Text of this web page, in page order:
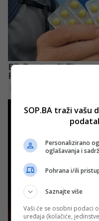
SOP.BA traži vašu
Personalizirano
oglašavanja i
Pohrana i/ili
Saznajte više
Vaši će se osobni podaci
uređaja (kolačiće,